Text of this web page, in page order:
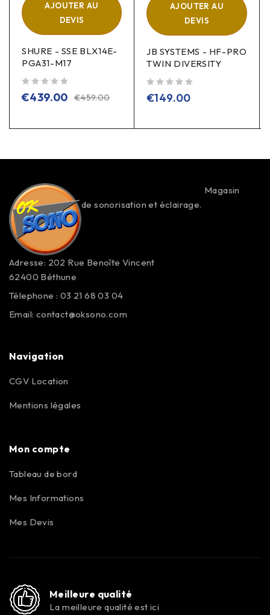
AJOUTER AU
DEVIS
SHURE - SSE BLX14E-
PGA31-M17
€459.00
€439.00
AJOUTER AU
DEVIS
JB SYSTEMS - HF-PRO
TWIN DIVERSITY
€149.00
Magasin
de sonorisation et éclairage.
Adresse: 202 Rue Benoîte Vincent
62400 Béthune
Télephone : 03 21 68 03 04
Email: contact@oksono.com
Navigation
CGV Location
Mentions légales
Mon compte
Tableau de bord
Mes Informations
Mes Devis
Meilleure qualité
La meilleure qualité est ici